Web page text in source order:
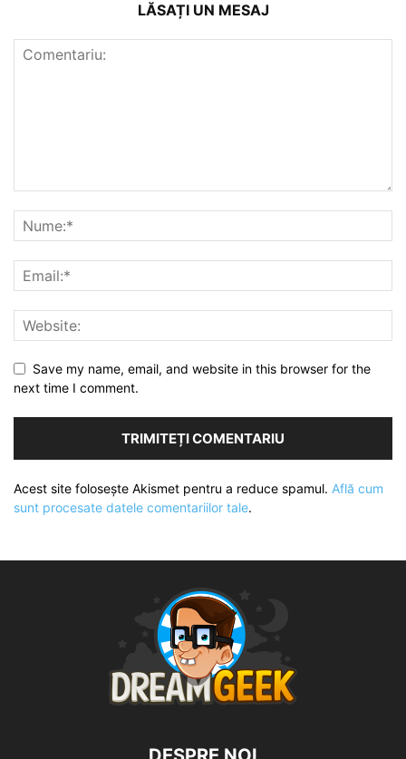
LĂSAȚI UN MESAJ
Save my name, email, and website in this browser for the
next time I comment.
Acest site folosește Akismet pentru a reduce spamul. Află cum
sunt procesate datele comentariilor tale.